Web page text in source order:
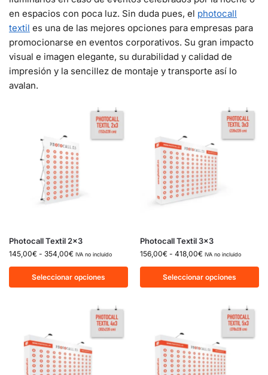
en espacios con poca luz. Sin duda pues, el photocall
textil es una de las mejores opciones para empresas para
promocionarse en eventos corporativos. Su gran impacto
visual e imagen elegante, su durabilidad y calidad de
impresión y la sencillez de montaje y transporte así lo
avalan.
Photocall Textil 2×3
145,00€ - 354,00€ IVA no incluido
Seleccionar opciones
Photocall Textil 3×3
156,00€ - 418,00€ IVA no incluido
Seleccionar opciones